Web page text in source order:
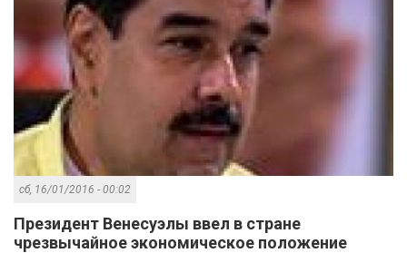
сб, 16/01/2016 - 00:02
Президент Венесуэлы ввел в стране
чрезвычайное экономическое положение